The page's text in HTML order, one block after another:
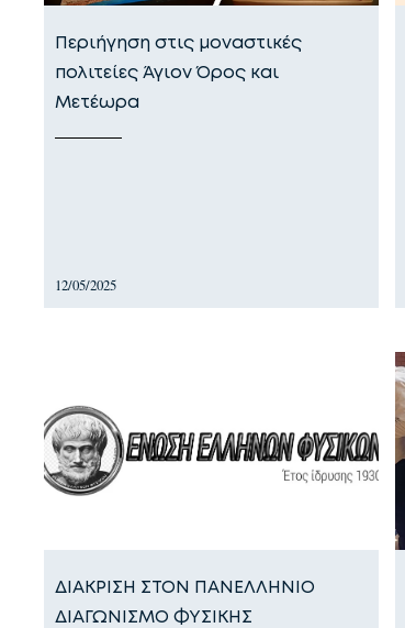
Περιήγηση στις μοναστικές
πολιτείες Άγιον Όρος και
Μετέωρα
12/05/2025
ΔΙΑΚΡΙΣΗ ΣΤΟΝ ΠΑΝΕΛΛΗΝΙΟ
ΔΙΑΓΩΝΙΣΜΟ ΦΥΣΙΚΗΣ